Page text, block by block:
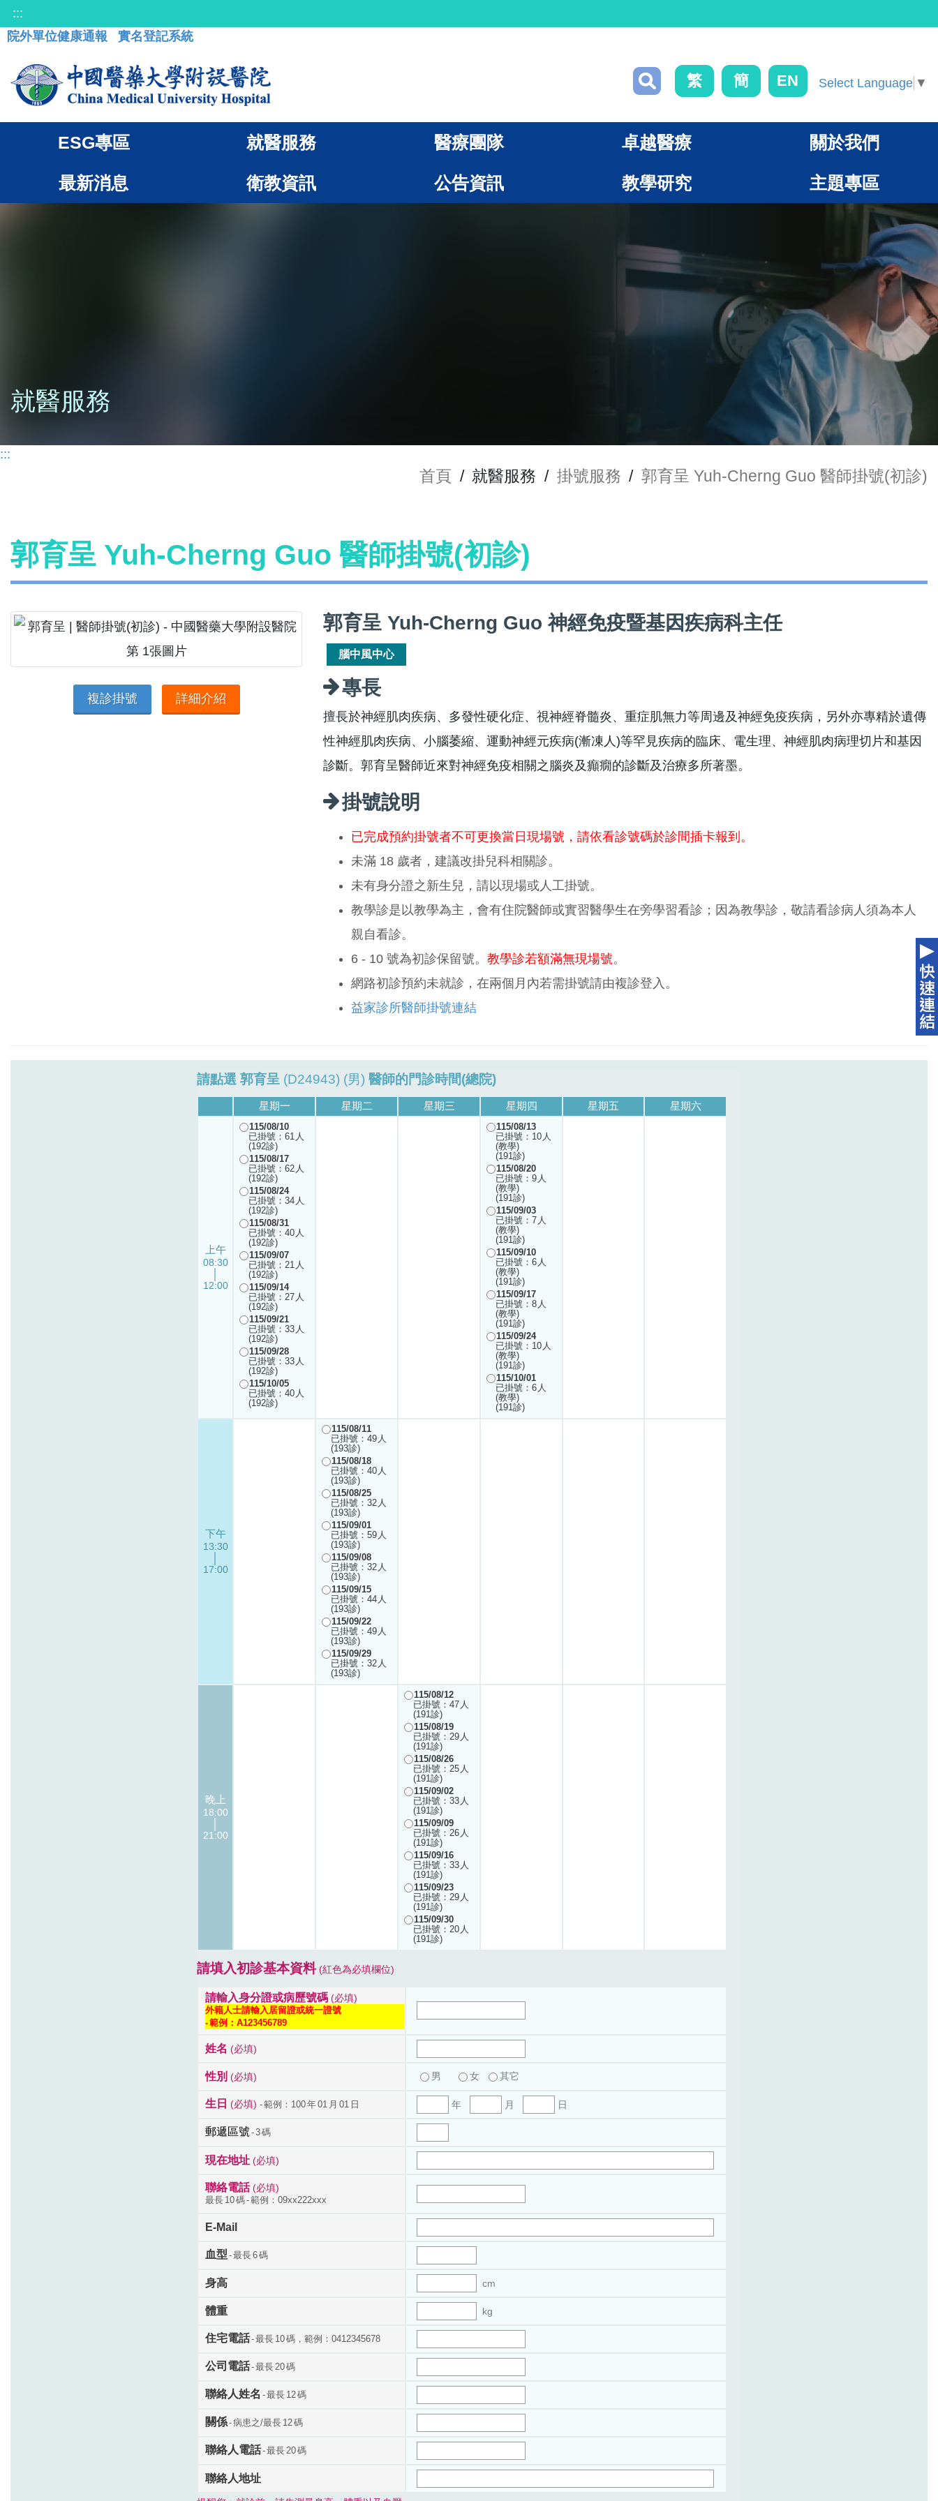
:::
院外單位健康通報
實名登記系統
繁 簡 EN Select Language ▼
ESG專區 就醫服務 醫療團隊 卓越醫療 關於我們
最新消息 衛教資訊 公告資訊 教學研究 主題專區
就醫服務
:::
首頁 / 就醫服務 / 掛號服務 / 郭育呈 Yuh-Cherng Guo 醫師掛號(初診)
郭育呈 Yuh-Cherng Guo 醫師掛號(初診)
複診掛號 詳細介紹
郭育呈 Yuh-Cherng Guo 神經免疫暨基因疾病科主任
腦中風中心
專長
擅長於神經肌肉疾病、多發性硬化症、視神經脊髓炎、重症肌無力等周邊及神經免疫疾病，另外亦專精於遺傳
性神經肌肉疾病、小腦萎縮、運動神經元疾病(漸凍人)等罕見疾病的臨床、電生理、神經肌肉病理切片和基因
診斷。郭育呈醫師近來對神經免疫相關之腦炎及癲癇的診斷及治療多所著墨。
掛號說明
已完成預約掛號者不可更換當日現場號，請依看診號碼於診間插卡報到。
未滿 18 歲者，建議改掛兒科相關診。
未有身分證之新生兒，請以現場或人工掛號。
教學診是以教學為主，會有住院醫師或實習醫學生在旁學習看診；因為教學診，敬請看診病人須為本人
親自看診。
6 - 10 號為初診保留號。 教學診若額滿無現場號。
網路初診預約未就診，在兩個月內若需掛號請由複診登入。
益家診所醫師掛號連結